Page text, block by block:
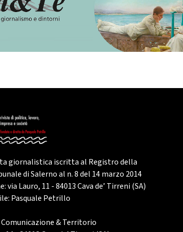
giornalistica iscritta al Registro della
di Salerno al n. 8 del 14 marzo 2014
via Lauro, 11 - 84013 Cava de’ Tirreni (SA)
Pasquale Petrillo
& Territorio